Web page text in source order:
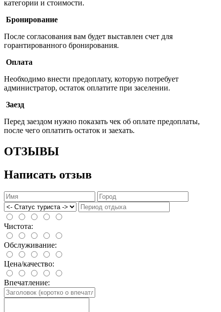
категории и стоимости.
Бронирование
После согласования вам будет выставлен счет для
горантированного бронирования.
Оплата
Необходимо внести предоплату, которую потребует
администратор, остаток оплатите при заселении.
Заезд
Перед заездом нужно показать чек об оплате предоплаты,
после чего оплатить остаток и заехать.
ОТЗЫВЫ
Написать отзыв
Чистота:
Обслуживание:
Цена/качество:
Впечатление: